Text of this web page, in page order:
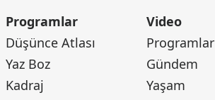
Programlar
Düşünce Atlası
Yaz Boz
Kadraj
Video
Programlar
Gündem
Yaşam